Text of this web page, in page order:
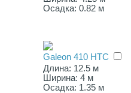
Осадка: 0.82 м
Galeon 410 HTC
Длина: 12.5 м
Ширина: 4 м
Осадка: 1.35 м